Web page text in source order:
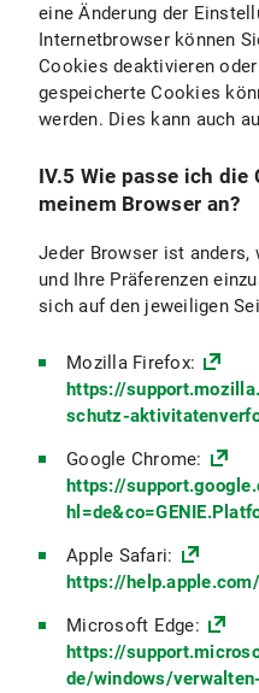
eine Änderung der
Internetbrowser können
Cookies deaktivieren
gespeicherte Cookies
werden. Dies kann auch
IV.5 Wie passe ich
meinem Browser an?
Jeder Browser ist anders,
und Ihre Präferenzen
sich auf den jeweiligen
Mozilla Firefox:
https://
schutz-
Google Chrome:
https://
Apple Safari:
https://
Microsoft Edge:
https://
de/windows/